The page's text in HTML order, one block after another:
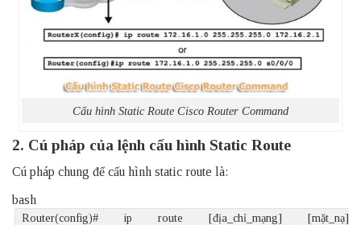
Cấu hình Static Route Cisco Router Command
2. Cú pháp của lệnh cấu hình Static Route
Cú pháp chung để cấu hình static route là:
bash
Router(config)# ip route [địa_chỉ_mạng] [mặt_nạ]